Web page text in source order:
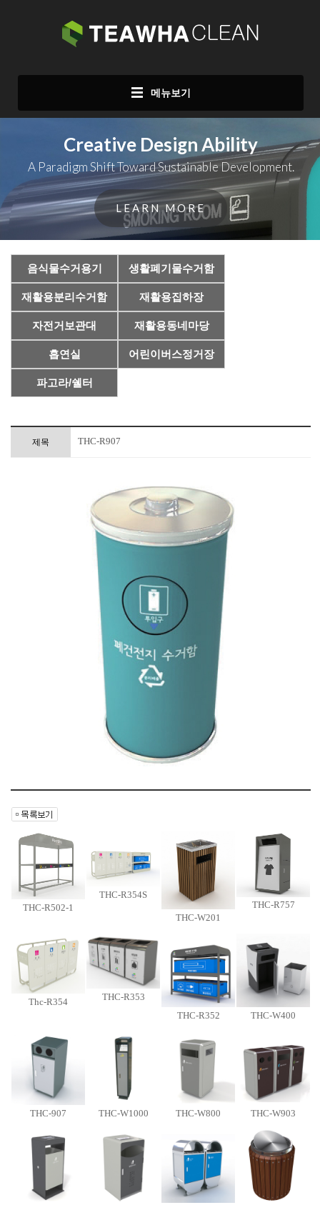
메뉴보기
Creative Design Ability
A Paradigm Shift Toward Sustainable Development.
LEARN MORE
음식물수거용기 생활폐기물수거함
재활용분리수거함 재활용집하장
자전거보관대 재활용동네마당
흡연실 어린이버스정거장
파고라/쉘터
제목 THC-R907
THC-R502-1
THC-R354S
THC-W201
THC-R757
Thc-R354
THC-R353
THC-R352
THC-W400
THC-907 THC-W1000 THC-W800 THC-W903